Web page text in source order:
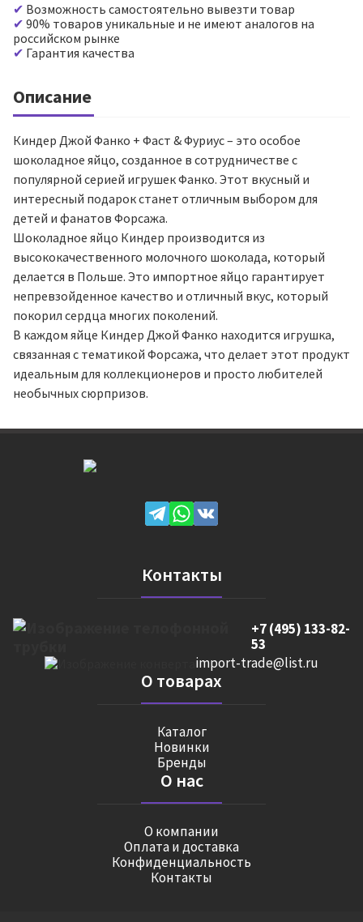
Возможность самостоятельно вывезти товар
90% товаров уникальные и не имеют аналогов на
российском рынке
Гарантия качества
Описание
Киндер Джой Фанко + Фаст & Фуриус – это особое
шоколадное яйцо, созданное в сотрудничестве с
популярной серией игрушек Фанко. Этот вкусный и
интересный подарок станет отличным выбором для
детей и фанатов Форсажа.
Шоколадное яйцо Киндер производится из
высококачественного молочного шоколада, который
делается в Польше. Это импортное яйцо гарантирует
непревзойденное качество и отличный вкус, который
покорил сердца многих поколений.
В каждом яйце Киндер Джой Фанко находится игрушка,
связанная с тематикой Форсажа, что делает этот продукт
идеальным для коллекционеров и просто любителей
необычных сюрпризов.
Контакты
+7 (495) 133-82-
53
import-trade@list.ru
О товарах
Каталог
Новинки
Бренды
О нас
О компании
Оплата и доставка
Конфиденциальность
Контакты